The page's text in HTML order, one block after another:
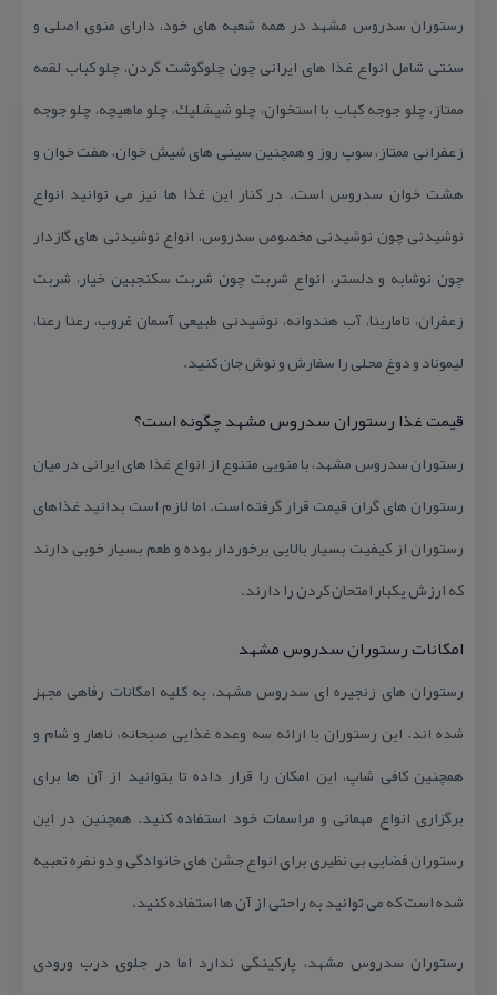
رستوران سدروس مشهد در همه شعبه های خود، دارای منوی اصلی و
سنتی شامل انواع غذا های ایرانی چون چلوگوشت گردن، چلو كباب لقمه
ممتاز، چلو جوجه كباب با استخوان، چلو شیشلیك، چلو ماهیچه، چلو جوجه
زعفرانی ممتاز، سوپ روز و همچنین سینی های شیش خوان، هفت خوان و
هشت خوان سدروس است. در كنار این غذا ها نیز می توانید انواع
نوشیدنی چون نوشیدنی مخصوص سدروس، انواع نوشیدنی های گازدار
چون نوشابه و دلستر، انواع شربت چون شربت سكنجبین خیار، شربت
زعفران، تامارینا، آب هندوانه، نوشیدنی طبیعی آسمان غروب، رعنا رعنا،
لیموناد و دوغ محلی را سفارش و نوش جان كنید.
قیمت غذا رستوران سدروس مشهد چگونه است؟
رستوران سدروس مشهد، با منویی متنوع از انواع غذا های ایرانی در میان
رستوران های گران قیمت قرار گرفته است. اما لازم است بدانید غذاهای
رستوران از كیفیت بسیار بالایی برخوردار بوده و طعم بسیار خوبی دارند
كه ارزش یكبار امتحان كردن را دارند.
امكانات رستوران سدروس مشهد
رستوران های زنجیره ای سدروس مشهد، به كلیه امكانات رفاهی مجهز
شده اند. این رستوران با ارائه سه وعده غذایی صبحانه، ناهار و شام و
همچنین كافی شاپ، این امكان را قرار داده تا بتوانید از آن ها برای
برگزاری انواع مهمانی و مراسمات خود استفاده كنید. همچنین در این
رستوران فضایی بی نظیری برای انواع جشن های خانوادگی و دو نفره تعبیه
شده است كه می توانید به راحتی از آن ها استفاده كنید.
رستوران سدروس مشهد، پاركینگی ندارد اما در جلوی درب ورودی